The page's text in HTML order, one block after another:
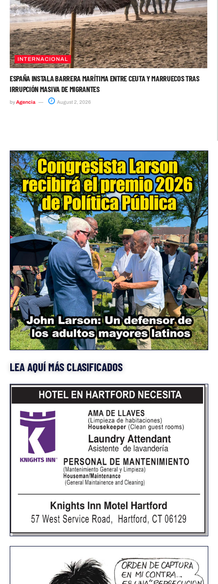
INTERNACIONAL
ESPAÑA INSTALA BARRERA MARÍTIMA ENTRE CEUTA Y MARRUECOS TRAS
IRRUPCIÓN MASIVA DE MIGRANTES
byAgencia August 2, 2026
LEA AQUÍ MÁS CLASIFICADOS